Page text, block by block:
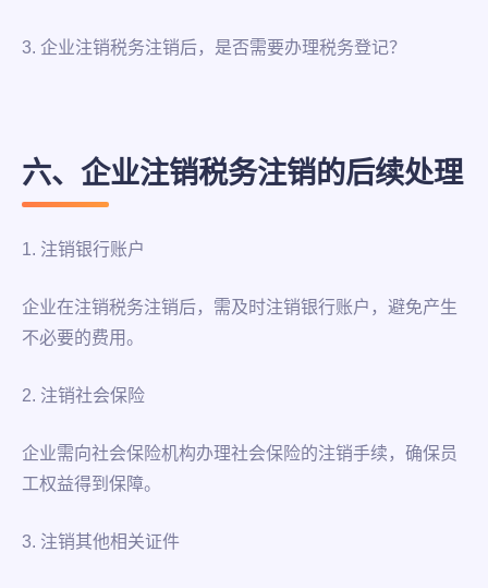
3. 企业注销税务注销后，是否需要办理税务登记？
六、企业注销税务注销的后续处理
1. 注销银行账户
企业在注销税务注销后，需及时注销银行账户，避免产生
不必要的费用。
2. 注销社会保险
企业需向社会保险机构办理社会保险的注销手续，确保员
工权益得到保障。
3. 注销其他相关证件